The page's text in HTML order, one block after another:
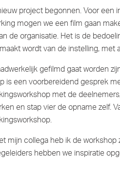
project begonnen. Voor
mogen we een film gaan
de organisatie. Het is de
wordt van de instelling,
gefilmd gaat worden
is een voorbereidend gesprek
met de
en stap vier de opname zelf.
mijn collega heb ik de
hebben we inspiratie